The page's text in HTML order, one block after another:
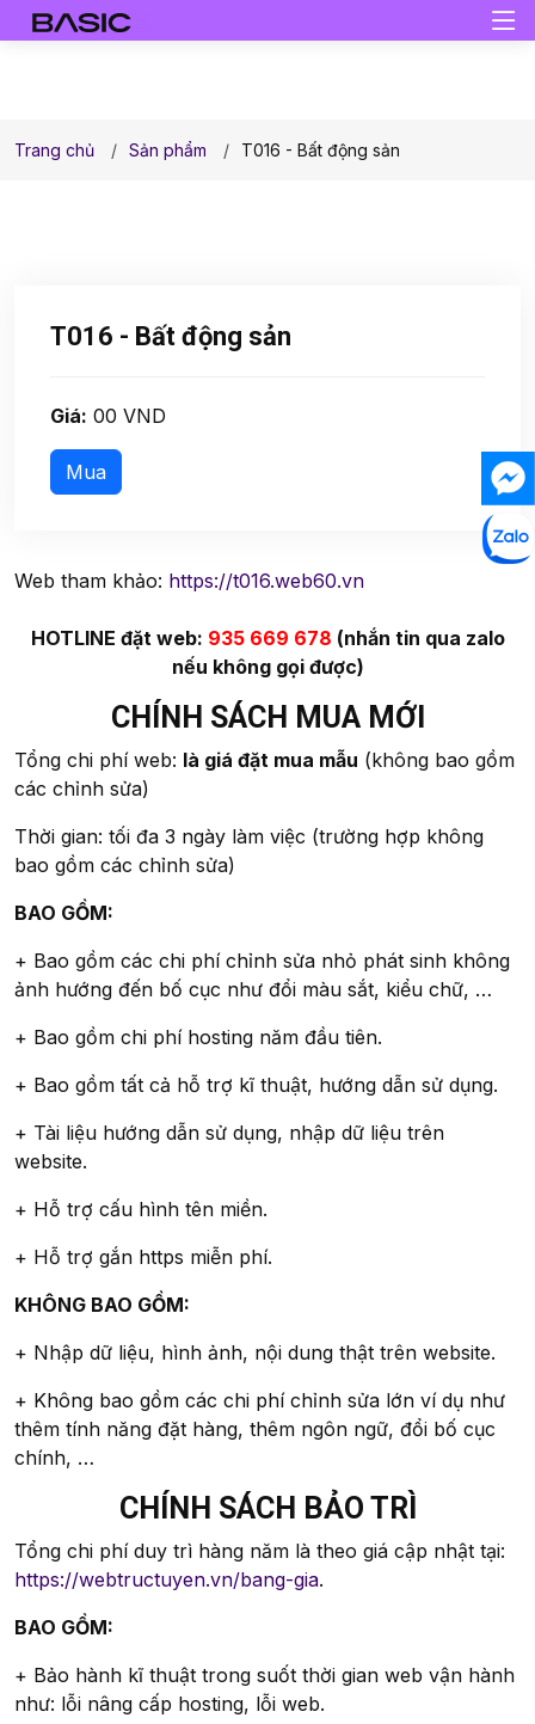
Trang chủ Sản phẩm T016 - Bất động sản
T016 - Bất động sản
Giá: 00 VND
Web tham khảo: https://t016.web60.vn
HOTLINE đặt web: 935 669 678 (nhắn tin qua zalo
nếu không gọi được)
CHÍNH SÁCH MUA MỚI
Tổng chi phí web: là giá đặt mua mẫu (không bao gồm
các chỉnh sửa)
Thời gian: tối đa 3 ngày làm việc (trường hợp không
bao gồm các chỉnh sửa)
BAO GỒM:
+ Bao gồm các chi phí chỉnh sửa nhỏ phát sinh không
ảnh hướng đến bố cục như đổi màu sắt, kiểu chữ, …
+ Bao gồm chi phí hosting năm đầu tiên.
+ Bao gồm tất cả hỗ trợ kĩ thuật, hướng dẫn sử dụng.
+ Tài liệu hướng dẫn sử dụng, nhập dữ liệu trên
website.
+ Hỗ trợ cấu hình tên miền.
+ Hỗ trợ gắn https miễn phí.
KHÔNG BAO GỒM:
+ Nhập dữ liệu, hình ảnh, nội dung thật trên website.
+ Không bao gồm các chi phí chỉnh sửa lớn ví dụ như
thêm tính năng đặt hàng, thêm ngôn ngữ, đổi bố cục
chính, …
CHÍNH SÁCH BẢO TRÌ
Tổng chi phí duy trì hàng năm là theo giá cập nhật tại:
https://webtructuyen.vn/bang-gia.
BAO GỒM:
+ Bảo hành kĩ thuật trong suốt thời gian web vận hành
như: lỗi nâng cấp hosting, lỗi web.